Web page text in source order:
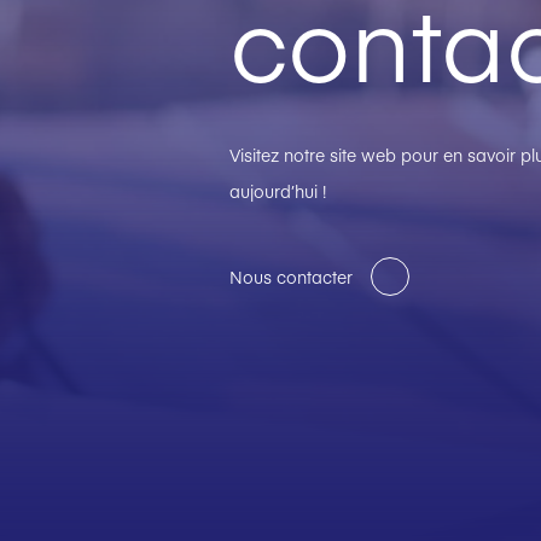
Visitez notre site web pour en savoir
aujourd’hui !
Nous contacter